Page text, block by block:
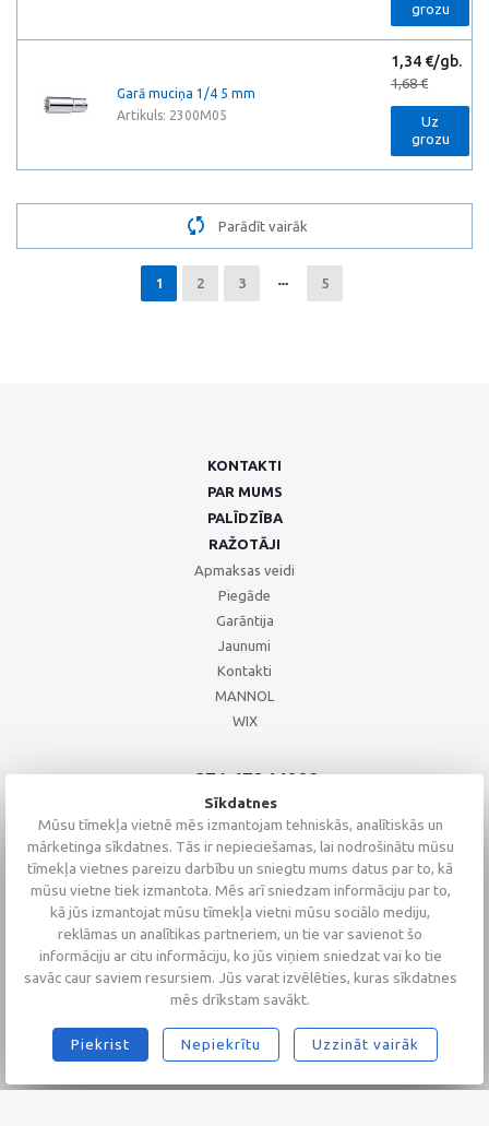
grozu
Garā muciņa 1/4 5 mm
Artikuls: 2300M05
1,34 €/gb.
1,68 €
Uz
grozu
Parādīt vairāk
1 2 3 5
KONTAKTI
PAR MUMS
PALĪDZĪBA
RAŽOTĀJI
Apmaksas veidi
Piegāde
Garāntija
Jaunumi
Kontakti
MANNOL
WIX
+371 67244008
+371 67271055
+371 26002793
2026 © Altaserviss SIA
Sīkdatnes
Mūsu tīmekļa vietnē mēs izmantojam tehniskās, analītiskās un
mārketinga sīkdatnes. Tās ir nepieciešamas, lai nodrošinātu mūsu
tīmekļa vietnes pareizu darbību un sniegtu mums datus par to, kā
mūsu vietne tiek izmantota. Mēs arī sniedzam informāciju par to,
kā jūs izmantojat mūsu tīmekļa vietni mūsu sociālo mediju,
reklāmas un analītikas partneriem, un tie var savienot šo
informāciju ar citu informāciju, ko jūs viņiem sniedzat vai ko tie
savāc caur saviem resursiem. Jūs varat izvēlēties, kuras sīkdatnes
mēs drīkstam savākt.
Piekrist Nepiekrītu Uzzināt vairāk